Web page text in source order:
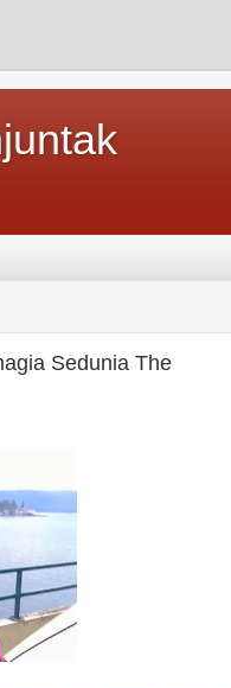
Sedunia The